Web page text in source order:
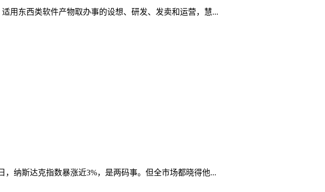
用东西类软件产物取办事的设想、研发、发卖和运营，慧...
纳斯达克指数暴涨近3%，是两码事。但全市场都晓得他...